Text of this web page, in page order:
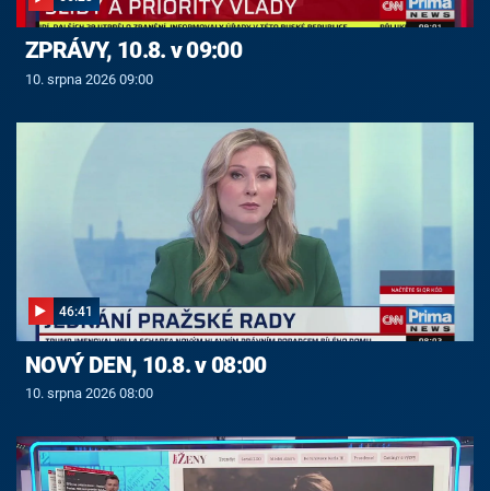
ZPRÁVY, 10.8. v 09:00
10. srpna 2026 09:00
46:41
NOVÝ DEN, 10.8. v 08:00
10. srpna 2026 08:00